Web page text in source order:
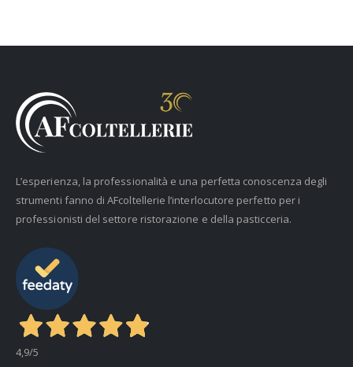
L’esperienza, la professionalità e una perfetta conoscenza degli
strumenti fanno di AFcoltellerie l’interlocutore perfetto per i
professionisti del settore ristorazione e della pasticceria.
4,9/5